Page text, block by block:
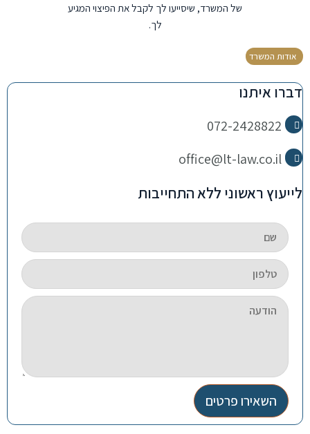
של המשרד, שיסייעו לך לקבל את הפיצוי המגיע
לך.
אודות המשרד
דברו איתנו
072-2428822
office@lt-law.co.il
לייעוץ ראשוני ללא התחייבות
השאירו פרטים